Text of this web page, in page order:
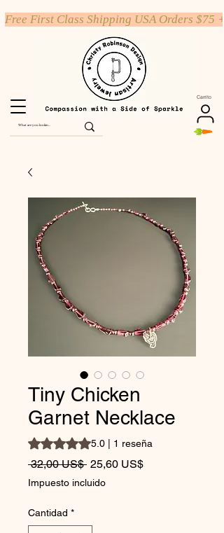
Carrito
Free First Class Shipping USA Orders $75 +
Tiny Chicken
Garnet Necklace
Según 1 reseña, la calificación es de
5.0 | 1 reseña
32,00 US$ Precio
25,60 US$Precio de oferta
Impuesto incluido
Cantidad *